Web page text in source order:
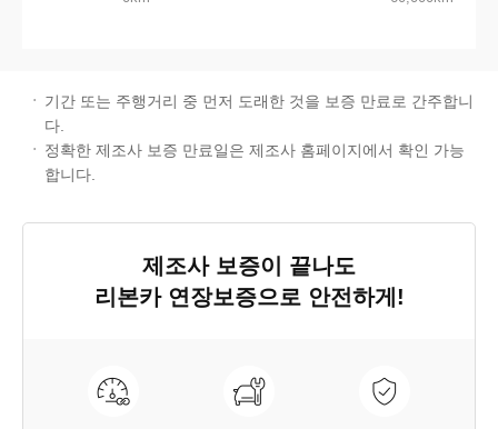
기간 또는 주행거리 중 먼저 도래한 것을 보증 만료로 간주합니
다.
정확한 제조사 보증 만료일은 제조사 홈페이지에서 확인 가능
합니다.
제조사 보증이 끝나도
리본카 연장보증으로 안전하게!